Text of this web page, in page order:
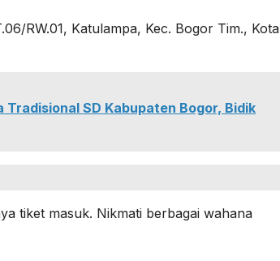
RW.01, Katulampa, Kec. Bogor Tim., Kota
SD Kabupaten Bogor, Bidik
tiket masuk. Nikmati berbagai wahana